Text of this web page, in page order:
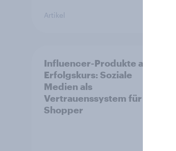
Artikel
Influencer-Produkte auf
Erfolgskurs: Soziale
Medien als
Vertrauenssystem für
Shopper